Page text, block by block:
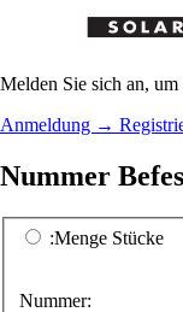
Melden Sie sich an, um
Anmeldung →
Nummer
:Menge Stücke
Nummer: